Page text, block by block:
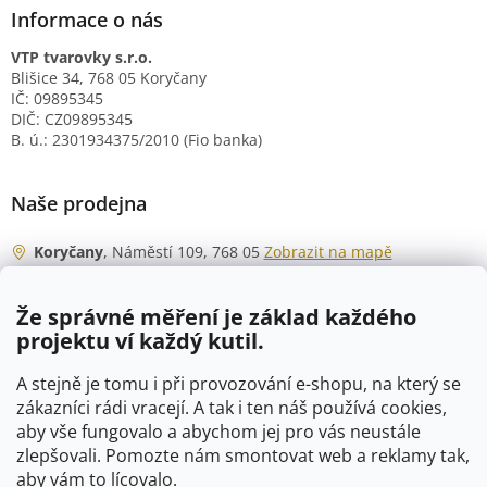
Že správné měření je základ každého
projektu ví každý kutil.
A stejně je tomu i při provozování e-shopu, na který se
zákazníci rádi vracejí. A tak i ten náš používá cookies,
aby vše fungovalo a abychom jej pro vás neustále
zlepšovali. Pomozte nám smontovat web a reklamy tak,
aby vám to lícovalo.
Informace o nás
VTP tvarovky s.r.o.
Blišice 34, 768 05 Koryčany
IČ: 09895345
DIČ: CZ09895345
B. ú.: 2301934375/2010 (Fio banka)
Naše prodejna
Koryčany, Náměstí 109, 768 05 Zobrazit na mapě
Po - Čt
06:00 - 07:00
07:30 - 15:30
Pá
06:00 - 07:00
07:30 - 15:00
So
07:00 - 10:00
Ne
zavřeno